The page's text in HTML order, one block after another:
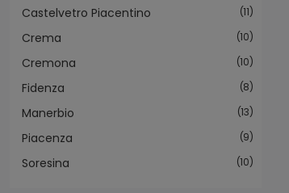
Castelvetro Piacentino 11
Crema 10
Cremona 10
Fidenza 8
Manerbio 13
Piacenza 9
Soresina 10